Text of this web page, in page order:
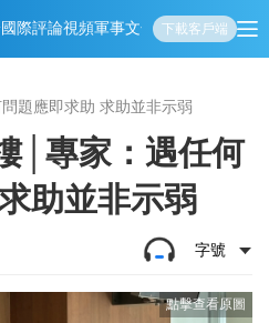
國際評論視頻軍事文化 娛樂生活教育體
下載客戶端
題應即求助 求助並非示弱
│專家：遇任何
助並非示弱
字號